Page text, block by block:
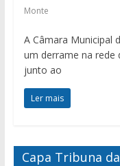
Monte
A Câmara Municipal
um derrame na rede
junto ao
Ler mais
Capa Tribuna